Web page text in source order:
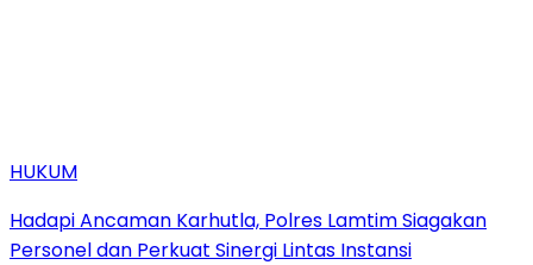
HUKUM
Hadapi Ancaman Karhutla, Polres Lamtim Siagakan
Personel dan Perkuat Sinergi Lintas Instansi